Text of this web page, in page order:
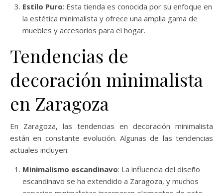
Estilo Puro: Esta tienda es conocida por su enfoque en
la estética minimalista y ofrece una amplia gama de
muebles y accesorios para el hogar.
Tendencias de
decoración minimalista
en Zaragoza
En Zaragoza, las tendencias en decoración minimalista
están en constante evolución. Algunas de las tendencias
actuales incluyen:
Minimalismo escandinavo: La influencia del diseño
escandinavo se ha extendido a Zaragoza, y muchos